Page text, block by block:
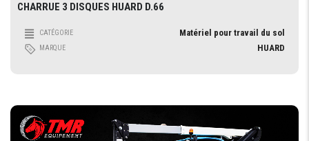
CHARRUE 3 DISQUES HUARD D.66
CATÉGORIE Matériel pour travail du sol
MARQUE HUARD